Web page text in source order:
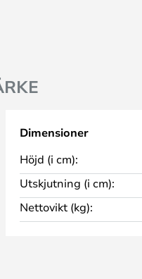
Dimensioner
Höjd (i cm):
Utskjutning (i cm):
Nettovikt (kg):